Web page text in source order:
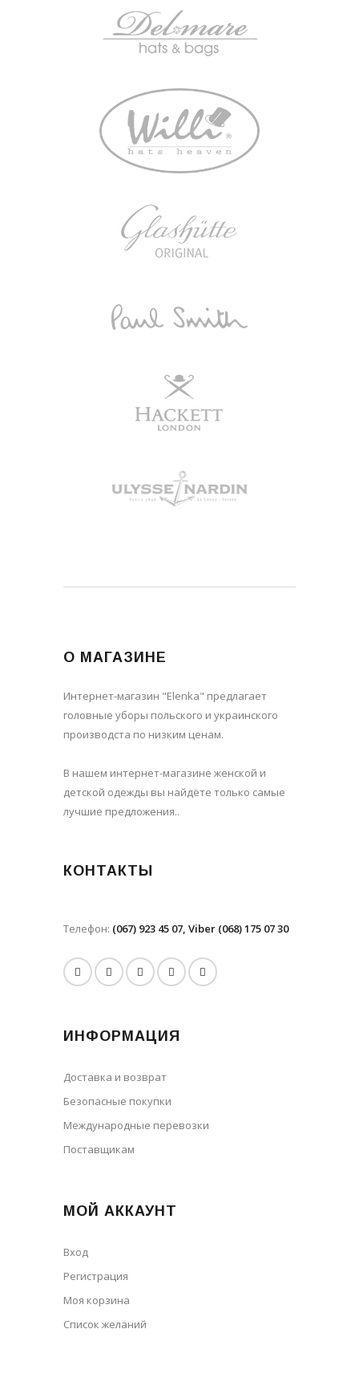
О МАГАЗИНЕ
Интернет-магазин "Elenka" предлагает
головные уборы польского и украинского
производста по низким ценам.
В нашем интернет-магазине женской и
детской одежды вы найдёте только самые
лучшие предложения..
КОНТАКТЫ
Телефон: (067) 923 45 07, Viber (068) 175 07 30
ИНФОРМАЦИЯ
Доставка и возврат
Безопасные покупки
Международные перевозки
Поставщикам
МОЙ АККАУНТ
Вход
Регистрация
Моя корзина
Cписок желаний